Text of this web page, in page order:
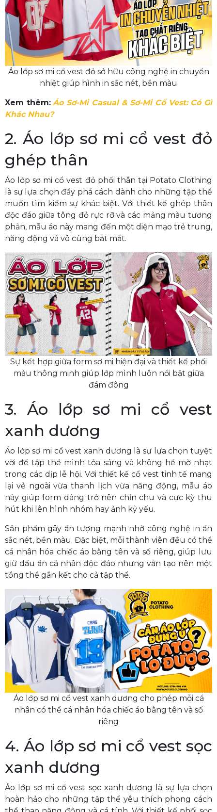
Áo lớp sơ mi cổ vest đỏ sở hữu công nghệ in chuyển
nhiệt giúp hình in sắc nét, bền màu
Xem thêm: Áo Sơ-Mi Casual & Sơ-Mi Cổ Vest: Có Gì
Khác Nhau?
2. Áo lớp sơ mi cổ vest đỏ
ghép thân
Áo lớp sơ mi cổ vest đỏ phối thân tại Potato Clothing
là sự lựa chọn đầy phá cách dành cho những tập thể
muốn tìm kiếm sự khác biệt. Với thiết kế ghép thân
độc đáo giữa tông đỏ rực rỡ và các mảng màu tương
phản, mẫu áo này mang đến một diện mạo trẻ trung,
năng động và vô cùng bắt mắt.
Sự kết hợp giữa form sơ mi hiện đại và thiết kế phối
màu thông minh giúp lớp mình luôn nổi bật giữa
đám đông
3. Áo lớp sơ mi cổ vest
xanh dương
Áo lớp sơ mi cổ vest xanh dương là sự lựa chọn tuyệt
vời để tập thể mình tỏa sáng và không hề mờ nhạt
trong các dịp lễ hội. Với thiết kế cổ vest tinh tế mang
lại vẻ ngoài vừa thanh lịch vừa năng động, mẫu áo
này giúp form dáng trở nên chỉn chu và cực kỳ thu
hút khi lên hình nhóm hay ảnh kỷ yếu.
Sản phẩm gây ấn tượng mạnh nhờ công nghệ in ấn
sắc nét, bền màu. Đặc biệt, mỗi thành viên đều có thể
cá nhân hóa chiếc áo bằng tên và số riêng, giúp lưu
giữ dấu ấn cá nhân độc đáo nhưng vẫn tạo nên một
tổng thể gắn kết cho cả tập thể.
Áo lớp sơ mi cổ vest xanh dương cho phép mỗi cá
nhân có thể cá nhân hóa chiếc áo bằng tên và số
riêng
4. Áo lớp sơ mi cổ vest sọc
xanh dương
Áo lớp sơ mi cổ vest sọc xanh dương là sự lựa chọn
hoàn hảo cho những tập thể yêu thích phong cách